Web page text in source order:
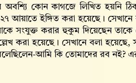
কোন কাগজে লিখিত হয়নি
আয়াতে ইঙ্গিত করা হয়েছে। সেখানে
সংযুক্ত করার হুকুম দিয়েছেন তাকে
করা হয়েছে। সেখানে বলা হয়েছে,
আমি কি তোমাদের রব নই?